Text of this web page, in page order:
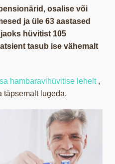
osalise või
ja üle 63 aastased
hüvitist 105
tasub ise vähemalt
hambaravihüvitise lehelt ,
täpsemalt lugeda.